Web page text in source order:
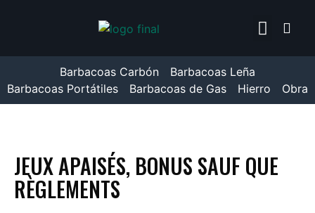
Barbacoas Carbón
Barbacoas Leña
Barbacoas Portátiles
Barbacoas de Gas Hierro Obra
JEUX APAISÉS, BONUS SAUF QUE
RÈGLEMENTS